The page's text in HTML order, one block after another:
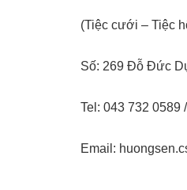
(Tiệc cưới – Tiệc
Số: 269 Đỗ Đức
Tel: 043 732 0589
Email: